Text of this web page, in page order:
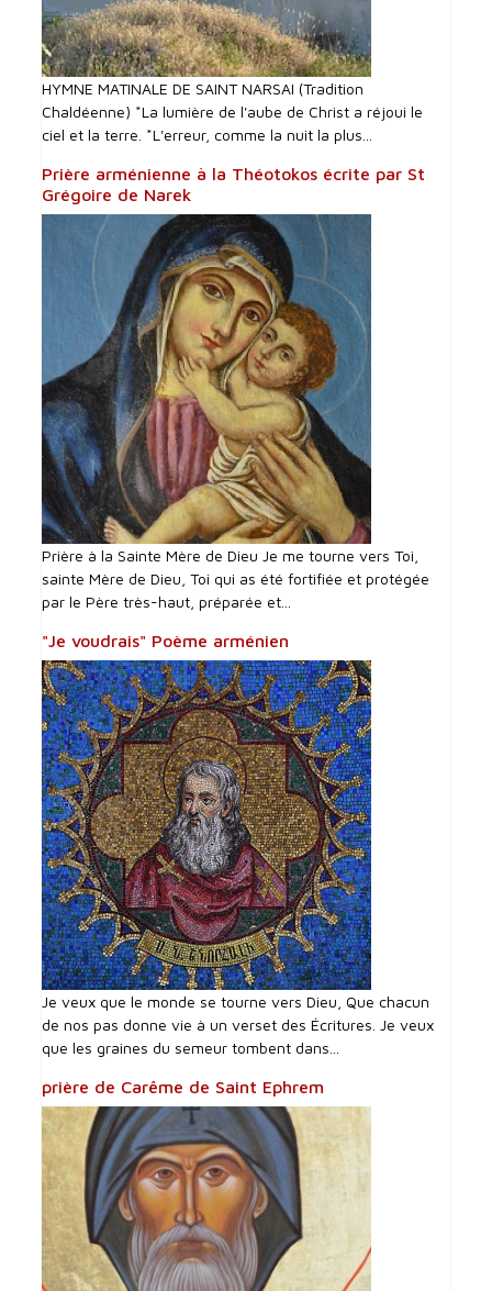
HYMNE MATINALE DE SAINT NARSAI (Tradition
Chaldéenne) *La lumière de l'aube de Christ a réjoui le
ciel et la terre. *L'erreur, comme la nuit la plus...
Prière arménienne à la Théotokos écrite par St
Grégoire de Narek
Prière à la Sainte Mère de Dieu Je me tourne vers Toi,
sainte Mère de Dieu, Toi qui as été fortifiée et protégée
par le Père très-haut, préparée et...
"Je voudrais" Poème arménien
Je veux que le monde se tourne vers Dieu, Que chacun
de nos pas donne vie à un verset des Écritures. Je veux
que les graines du semeur tombent dans...
prière de Carême de Saint Ephrem